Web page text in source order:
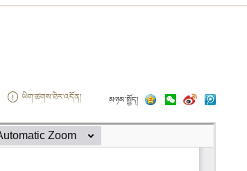
མཉམ་སྤྱོད།
ཡིག་ཚགས་ཐེར་འདོན།